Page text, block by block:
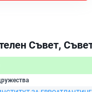
Съвет,